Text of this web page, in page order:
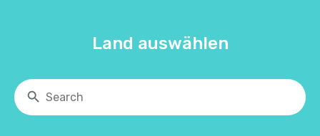
Land auswählen